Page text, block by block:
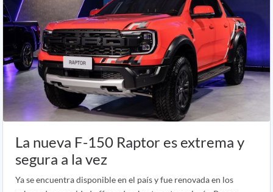
La nueva F-150 Raptor es extrema y
segura a la vez
Ya se encuentra disponible en el país y fue renovada en los